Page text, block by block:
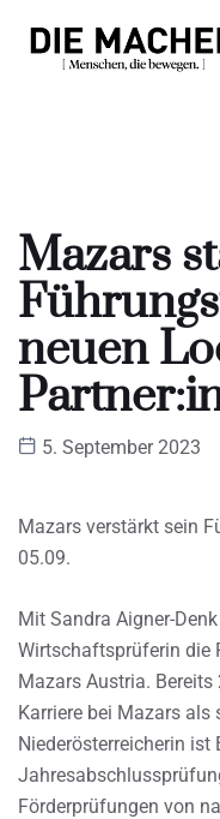
Mazars
neuen
5. September 2023
Mazars verstärkt sein
05.09.
Mit Sandra Aigner-
Wirtschaftsprüferin die
Mazars Austria.
Karriere bei Mazars
Niederösterreicherin ist
Förderprüfungen von